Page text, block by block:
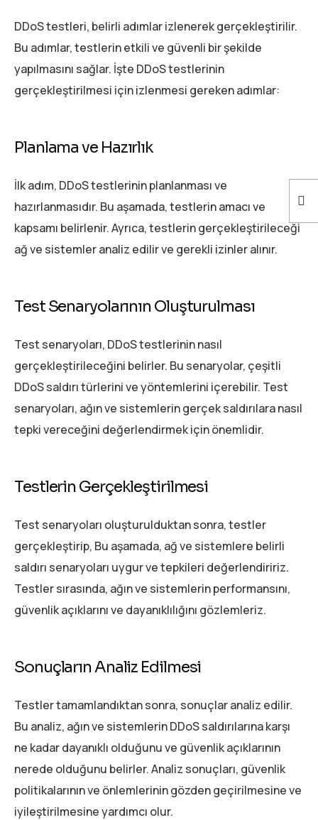
DDoS testleri, belirli adımlar izlenerek gerçekleştirilir.
Bu adımlar, testlerin etkili ve güvenli bir şekilde
yapılmasını sağlar. İşte DDoS testlerinin
gerçekleştirilmesi için izlenmesi gereken adımlar:
Planlama ve Hazırlık
İlk adım, DDoS testlerinin planlanması ve
hazırlanmasıdır. Bu aşamada, testlerin amacı ve
kapsamı belirlenir. Ayrıca, testlerin gerçekleştirileceği
ağ ve sistemler analiz edilir ve gerekli izinler alınır.
Test Senaryolarının Oluşturulması
Test senaryoları, DDoS testlerinin nasıl
gerçekleştirileceğini belirler. Bu senaryolar, çeşitli
DDoS saldırı türlerini ve yöntemlerini içerebilir. Test
senaryoları, ağın ve sistemlerin gerçek saldırılara nasıl
tepki vereceğini değerlendirmek için önemlidir.
Testlerin Gerçekleştirilmesi
Test senaryoları oluşturulduktan sonra, testler
gerçekleştirip, Bu aşamada, ağ ve sistemlere belirli
saldırı senaryoları uygur ve tepkileri değerlendiririz.
Testler sırasında, ağın ve sistemlerin performansını,
güvenlik açıklarını ve dayanıklılığını gözlemleriz.
Sonuçların Analiz Edilmesi
Testler tamamlandıktan sonra, sonuçlar analiz edilir.
Bu analiz, ağın ve sistemlerin DDoS saldırılarına karşı
ne kadar dayanıklı olduğunu ve güvenlik açıklarının
nerede olduğunu belirler. Analiz sonuçları, güvenlik
politikalarının ve önlemlerinin gözden geçirilmesine ve
iyileştirilmesine yardımcı olur.